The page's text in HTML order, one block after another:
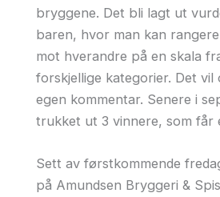
bryggene. Det bli lagt ut
baren, hvor man kan
mot hverandre på en skala
forskjellige kategorier. Det vil
egen kommentar. Senere i
trukket ut 3 vinnere, som får
Sett av førstkommende
på Amundsen Bryggeri &